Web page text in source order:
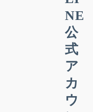
NE
公
式
ア
カ
ウ